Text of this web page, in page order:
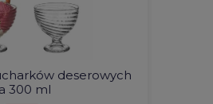
deserowych
300 ml